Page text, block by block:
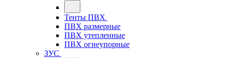
Тенты ПВХ
ПВХ размерные
ПВХ утепленные
ПВХ огнеупорные
ЗУС